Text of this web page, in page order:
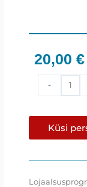
20,00 €
-
kogus
Küsi